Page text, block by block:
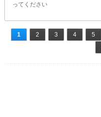
ってください
ページ
1 2 3 4 5